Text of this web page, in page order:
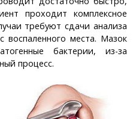
проходит комплексное
требуют сдачи анализа
места. Мазок
бактерии, из-за
процесс.